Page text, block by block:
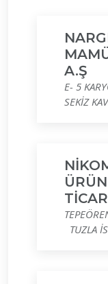
A.Ş
E- 5
SEKİZ
TUZLA